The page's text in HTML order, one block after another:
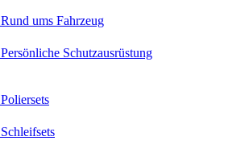
Rund ums Fahrzeug
Persönliche Schutzausrüstung
Poliersets
Schleifsets